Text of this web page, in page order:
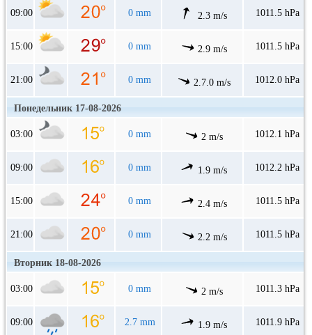
09:00 0 mm 2.3 m/s 1011.5 hPa
15:00 0 mm 2.9 m/s 1011.5 hPa
21:00 0 mm 2.7.0 m/s 1012.0 hPa
Понедельник 17-08-2026
03:00 0 mm 2 m/s 1012.1 hPa
09:00 0 mm 1.9 m/s 1012.2 hPa
15:00 0 mm 2.4 m/s 1011.5 hPa
21:00 0 mm 2.2 m/s 1011.5 hPa
Вторник 18-08-2026
03:00 0 mm 2 m/s 1011.3 hPa
09:00 2.7 mm 1.9 m/s 1011.9 hPa